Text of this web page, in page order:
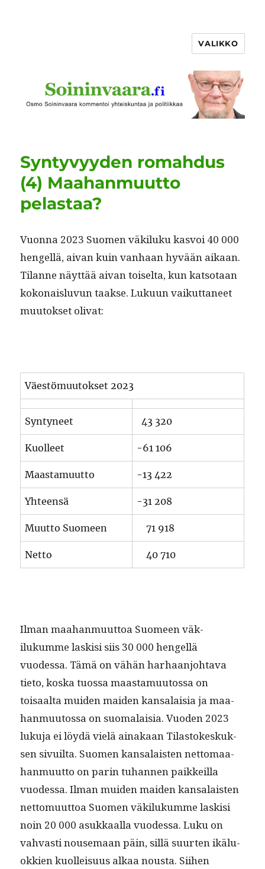
VALIKKO
Syntyvyyden romahdus
(4) Maahanmuutto
pelastaa?
Vuon­na 2023 Suomen väk­iluku kasvoi 40 000
hen­gel­lä, aivan kuin van­haan hyvään aikaan.
Tilanne näyt­tää aivan toiselta, kun kat­so­taan
kokon­ais­lu­vun taakse. Luku­un vaikut­ta­neet
muu­tok­set olivat:
Väestö­muu­tok­set 2023
Syn­tyneet 43 320
Kuolleet -61 106
Maas­ta­muut­to -13 422
Yhteen­sä -31 208
Muut­to Suomeen 71 918
Net­to 40 710
Ilman maa­han­muut­toa Suomeen väk­
ilukumme lask­isi siis 30 000 hen­gel­lä
vuodessa. Tämä on vähän harhaan­jo­hta­va
tieto, kos­ka tuos­sa maas­ta­muu­tossa on
toisaal­ta muiden maid­en kansalaisia ja maa­
han­muu­tossa on suo­ma­laisia. Vuo­den 2023
luku­ja ei löy­dä vielä ainakaan Tilas­tokeskuk­
sen sivuil­ta. Suomen kansalais­ten net­tomaa­
han­muut­to on parin tuhan­nen paikkeil­la
vuodessa. Ilman muiden maid­en kansalais­ten
net­to­muut­toa Suomen väk­ilukumme lask­isi
noin 20 000 asukkaal­la vuodessa. Luku on
vah­vasti nouse­maan päin, sil­lä suurten ikälu­
okkien kuolleisu­us alkaa nous­ta. Siihen